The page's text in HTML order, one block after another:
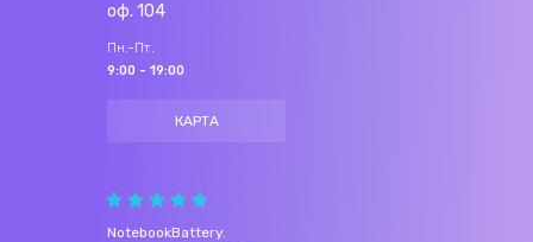
оф. 104
Пн.-Пт.
9:00 - 19:00
КАРТА
NotebookBattery.